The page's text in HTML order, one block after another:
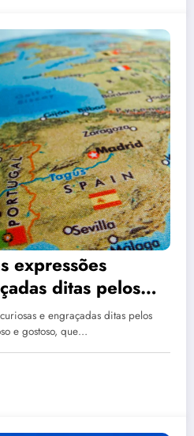
expressões
ditas pelos
e engraçadas ditas pelos
e gostoso, que…